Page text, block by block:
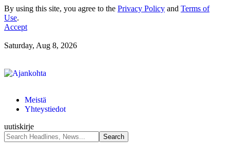
By using this site, you agree to the Privacy Policy and Terms of
Use.
Accept
Saturday, Aug 8, 2026
Meistä
Yhteystiedot
uutiskirje